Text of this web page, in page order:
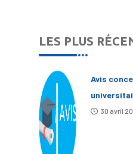
LES PLUS
Avis
30 avril